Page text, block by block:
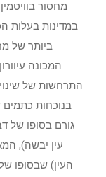
במדינות בעלות
המכונה
התרחשות של
גורם בסופו של
עין יבשה),
העין) שבסופו